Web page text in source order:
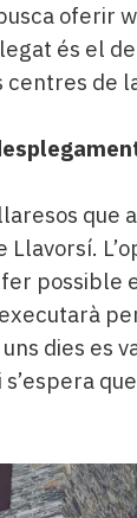
oferir
és el
de
que
dies es